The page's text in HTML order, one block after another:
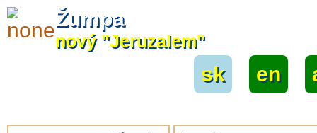
Žumpa
nový "Jeruzalem"
sk en